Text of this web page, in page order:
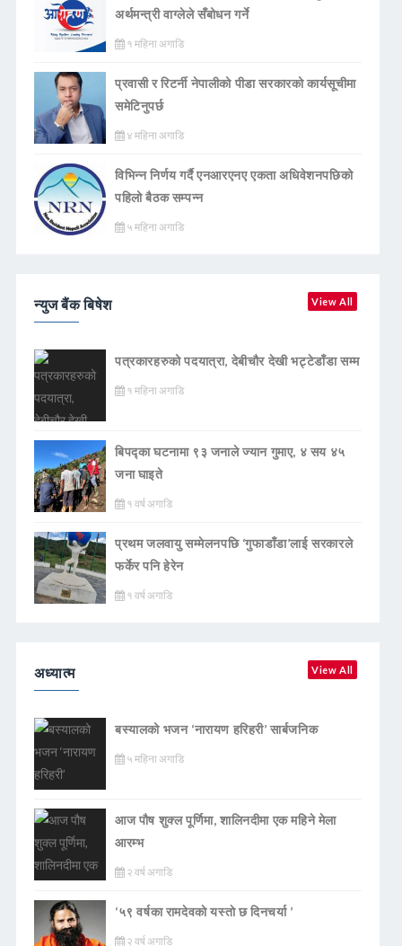
अर्थमन्त्री वाग्लेले सँबोधन गर्ने
१ महिना अगाडि
प्रवासी र रिटर्नी नेपालीको पीडा सरकारको कार्यसूचीमा
समेटिनुपर्छ
४ महिना अगाडि
विभिन्न निर्णय गर्दै एनआरएनए एकता अधिवेशनपछिको
पहिलो बैठक सम्पन्न
५ महिना अगाडि
न्युज बैंक बिषेश View All
पत्रकारहरुको पदयात्रा, देबीचौर देखी भट्टेडाँडा सम्म
१ महिना अगाडि
बिपद्का घटनामा ९३ जनाले ज्यान गुमाए, ४ सय ४५
जना घाइते
१ वर्ष अगाडि
प्रथम जलवायु सम्मेलनपछि ‘गुफाडाँडा’लाई सरकारले
फर्केर पनि हेरेन
१ वर्ष अगाडि
अध्यात्म View All
बस्यालको भजन ‘नारायण हरिहरी’ सार्बजनिक
५ महिना अगाडि
आज पौष शुक्ल पूर्णिमा, शालिनदीमा एक महिने मेला
आरम्भ
२ वर्ष अगाडि
‘५९ वर्षका रामदेवकाे यस्ताे छ दिनचर्या ’
२ वर्ष अगाडि